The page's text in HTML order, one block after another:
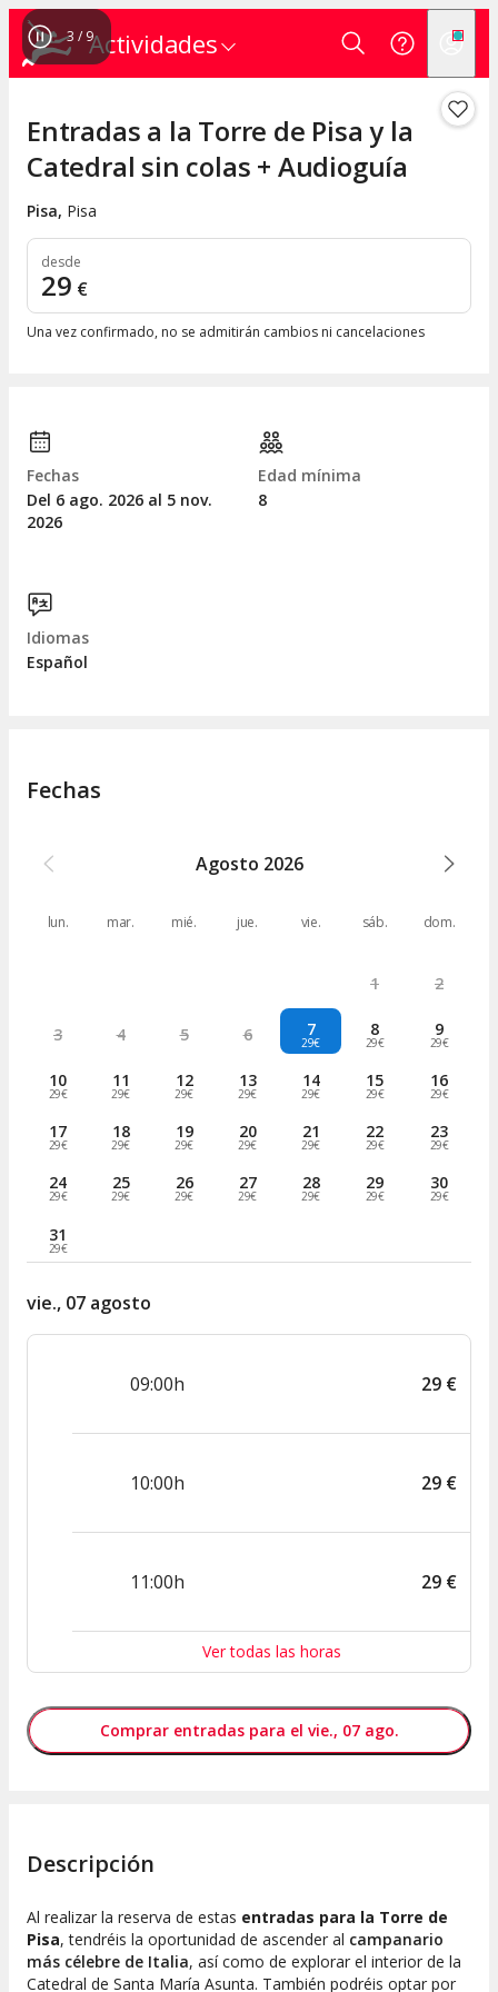
Actividades
3 / 9
Entradas a la Torre de Pisa y la
Catedral sin colas + Audioguía
Pisa, Pisa
desde
29 €
Una vez confirmado, no se admitirán cambios ni cancelaciones
Fechas
Del 6 ago. 2026 al 5 nov.
2026
Edad mínima
8
Idiomas
Español
Fechas
Agosto 2026
lun. mar. mié. jue. vie. sáb. dom.
1 2
3 4 5 6 7
29€
8
29€
9
29€
10
29€
11
29€
12
29€
13
29€
14
29€
15
29€
16
29€
17
29€
18
29€
19
29€
20
29€
21
29€
22
29€
23
29€
24
29€
25
29€
26
29€
27
29€
28
29€
29
29€
30
29€
31
29€
vie., 07 agosto
09:00h 29 €
10:00h 29 €
11:00h 29 €
Ver todas las horas
Comprar entradas para el vie., 07 ago.
Descripción
Al realizar la reserva de estas entradas para la Torre de
Pisa, tendréis la oportunidad de ascender al campanario
más célebre de Italia, así como de explorar el interior de la
Catedral de Santa María Asunta. También podréis optar por